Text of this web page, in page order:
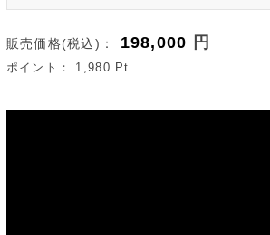
販売価格(税込)： 198,000 円
ポイント： 1,980 Pt